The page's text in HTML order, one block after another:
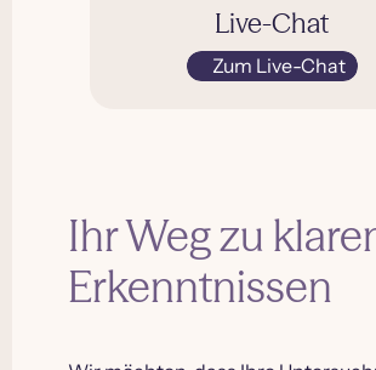
Live-Chat
Zum Live-Chat
Ihr Weg zu
Erkenntnissen